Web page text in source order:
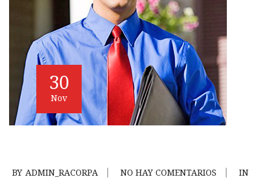
30
Nov
BY ADMIN_RACORPA NO HAY COMENTARIOS IN